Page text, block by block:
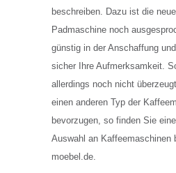
beschreiben. Dazu ist die neue
Padmaschine noch
günstig in der Anschaffung
sicher Ihre Aufmerksamkeit.
allerdings noch nicht
einen anderen Typ der
bevorzugen, so finden Sie
Auswahl an Kaffeemaschinen
moebel.de.